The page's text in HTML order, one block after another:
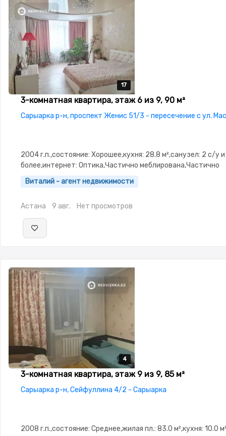
17
17
17
17
17
3-комнатная квартира, этаж 6 из 9, 90 м²
Сарыарка р-н, проспект Женис 51/3 - пересечение с ул.
2004 г.п.,состояние: Хорошее,кухня: 28.8 м²,санузел: 2 с/у и
более,интернет: Оптика,Частично меблирована,Частично
меблирована,потолки: 2.9,паркинг: Рядом охраняемая
стоянка,Домофон,Видеонаблюдение,Пластиковые
двор,Кондиционер
Виталий - агент недвижимости
Астана 9 авг. Нет просмотров
4
4
4
4
3-комнатная квартира, этаж 9 из 9, 85 м²
Сарыарка р-н, Сейфуллина 4/2 - Сарыарка
2008 г.п.,состояние: Среднее,жилая пл.: 83.0 м²,кухня: 10.0